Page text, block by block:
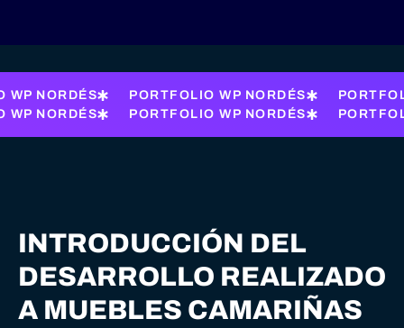
WP NORDÉS PORTFOLIO WP NORDÉS
WP NORDÉS
PORTFOLIO WP NORDÉS
INTRODUCCIÓN DEL
DESARROLLO REALIZADO
A MUEBLES CAMARIÑAS